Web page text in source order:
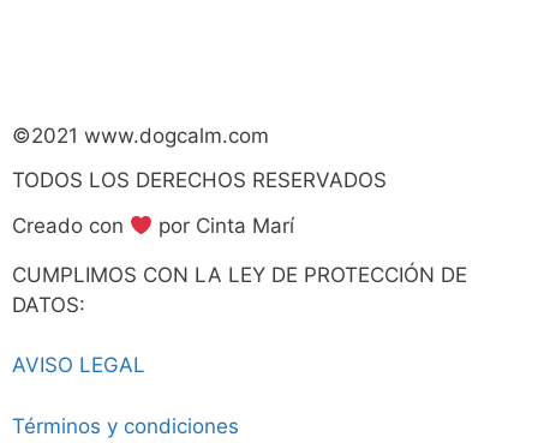
©2021 www.dogcalm.com
TODOS LOS DERECHOS RESERVADOS
Creado con
por Cinta Marí
CUMPLIMOS CON LA LEY DE PROTECCIÓN DE
DATOS:
AVISO LEGAL
Términos y condiciones